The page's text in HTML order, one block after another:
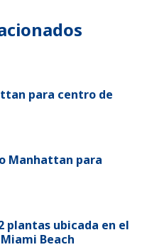
para centro de
Manhattan para
plantas ubicada en el
Beach